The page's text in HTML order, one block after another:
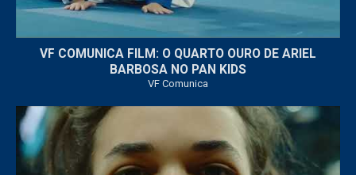
VF COMUNICA FILM: O QUARTO OURO DE ARIEL
BARBOSA NO PAN KIDS
VF Comunica
...